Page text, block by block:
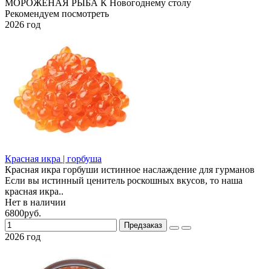
МОРОЖЕНАЯ РЫБА К Новогоднему столу
Рекомендуем посмотреть
2026 год
Красная икра | горбуша
Красная икра горбуши истинное наслаждение для гурманов
Если вы истинный ценитель роскошных вкусов, то наша
красная икра..
Нет в наличии
6800руб.
Предзаказ
2026 год